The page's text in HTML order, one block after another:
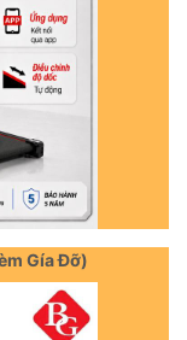
Gía Đỡ)